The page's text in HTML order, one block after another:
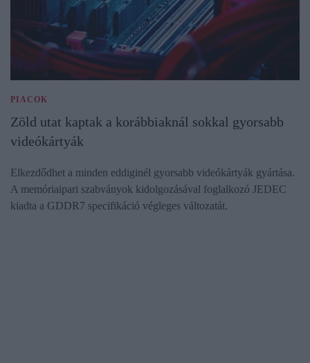
PIACOK
Zöld utat kaptak a korábbiaknál sokkal gyorsabb
videókártyák
Elkezdődhet a minden eddiginél gyorsabb videókártyák gyártása.
A memóriaipari szabványok kidolgozásával foglalkozó JEDEC
kiadta a GDDR7 specifikáció végleges változatát.